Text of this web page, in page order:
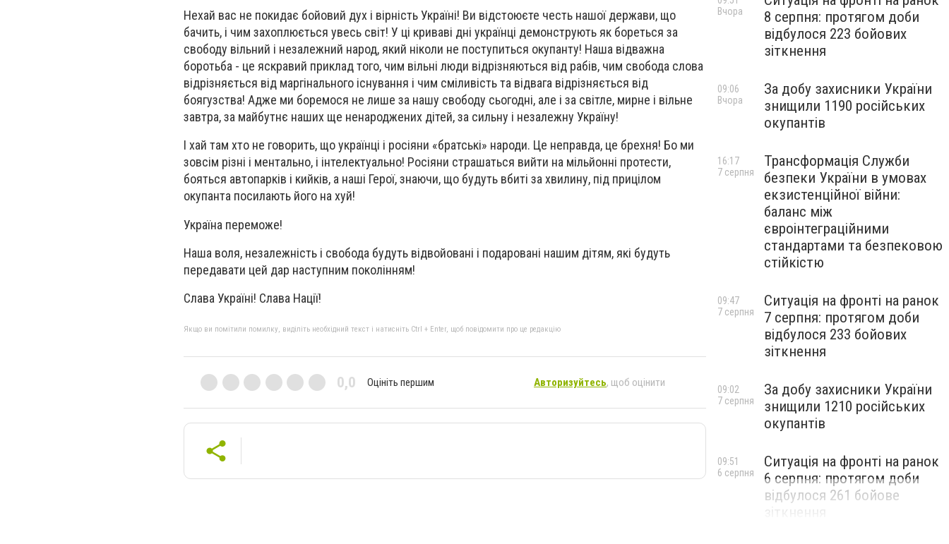
Нехай вас не покидає бойовий дух і вірність Україні! Ви відстоюєте честь нашої держави, що
бачить, і чим захоплюється увесь світ! У ці криваві дні українці демонструють як бореться за
свободу вільний і незалежний народ, який ніколи не поступиться окупанту! Наша відважна
боротьба - це яскравий приклад того, чим вільні люди відрізняються від рабів, чим свобода слова
відрізняється від маргінального існування і чим сміливість та відвага відрізняється від
боягузства! Адже ми боремося не лише за нашу свободу сьогодні, але і за світле, мирне і вільне
завтра, за майбутнє наших ще ненароджених дітей, за сильну і незалежну Україну!
І хай там хто не говорить, що українці і росіяни «братські» народи. Це неправда, це брехня! Бо ми
зовсім різні і ментально, і інтелектуально! Росіяни страшаться вийти на мільйонні протести,
бояться автопарків і кийків, а наші Герої, знаючи, що будуть вбиті за хвилину, під прицілом
окупанта посилають його на хуй!
Україна переможе!
Наша воля, незалежність і свобода будуть відвойовані і подаровані нашим дітям, які будуть
передавати цей дар наступним поколінням!
Слава Україні! Слава Нації!
Якщо ви помітили помилку, виділіть необхідний текст і натисніть Ctrl + Enter, щоб повідомити про це редакцію
0,0 Оцініть першим Авторизуйтесь, щоб оцінити
8 серпня: протягом доби
відбулося 223 бойових
зіткнення
Вчора
За добу захисники України
знищили 1190 російських
окупантів
09:06
Вчора
Трансформація Служби
безпеки України в умовах
екзистенційної війни:
баланс між
євроінтеграційними
стандартами та безпековою
стійкістю
16:17
7 серпня
Ситуація на фронті на ранок
7 серпня: протягом доби
відбулося 233 бойових
зіткнення
09:47
7 серпня
За добу захисники України
знищили 1210 російських
окупантів
09:02
7 серпня
Ситуація на фронті на ранок
6 серпня: протягом доби
відбулося 261 бойове
09:51
6 серпня